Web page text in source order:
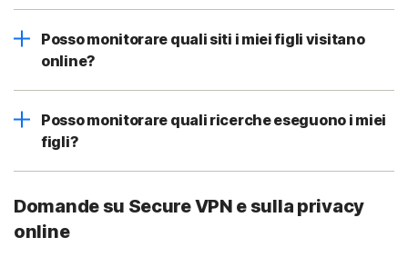
Posso monitorare quali siti i miei figli visitano
online?
Posso monitorare quali ricerche eseguono i miei
figli?
Domande su Secure VPN e sulla privacy
online